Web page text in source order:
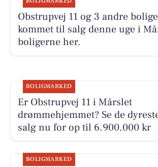
Obstrupvej 11 og 3 andre
kommet til salg denne uge i
boligerne her.
BOLIGMARKED
Er Obstrupvej 11 i Mårslet
drømmehjemmet? Se de
salg nu for op til 6.900.000 kr
BOLIGMARKED